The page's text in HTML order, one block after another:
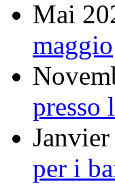
Mai
maggio
presso
per i